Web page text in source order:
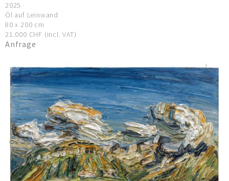
2025
Öl auf Leinwand
80 x 200 cm
21.000 CHF (incl. VAT)
Anfrage